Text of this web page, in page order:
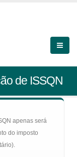
de ISSQN
apenas será
do imposto